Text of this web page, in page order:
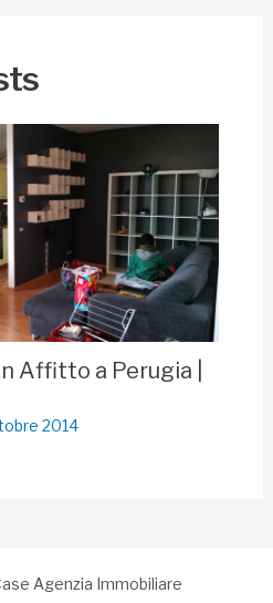
Affitto a Perugia |
2014
Agenzia Immobiliare